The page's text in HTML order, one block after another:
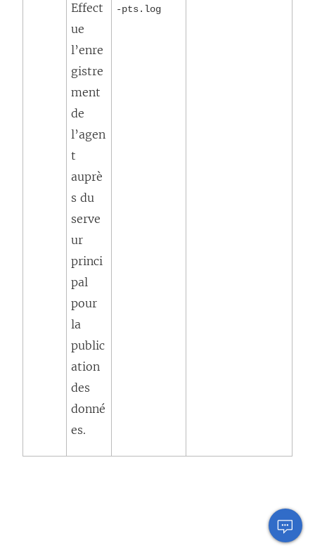
Effect
ue
l’enre
gistre
ment
de
l’agen
t
auprè
s du
serve
ur
princi
pal
pour
la
public
ation
des
donné
es.
-pts.log